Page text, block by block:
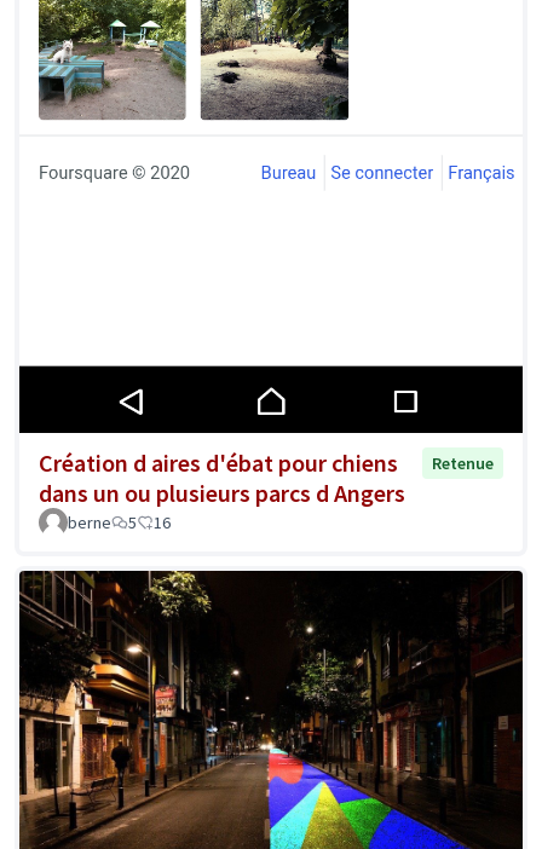
Création d aires d'ébat pour chiens
dans un ou plusieurs parcs d Angers
Retenue
berne 5 16